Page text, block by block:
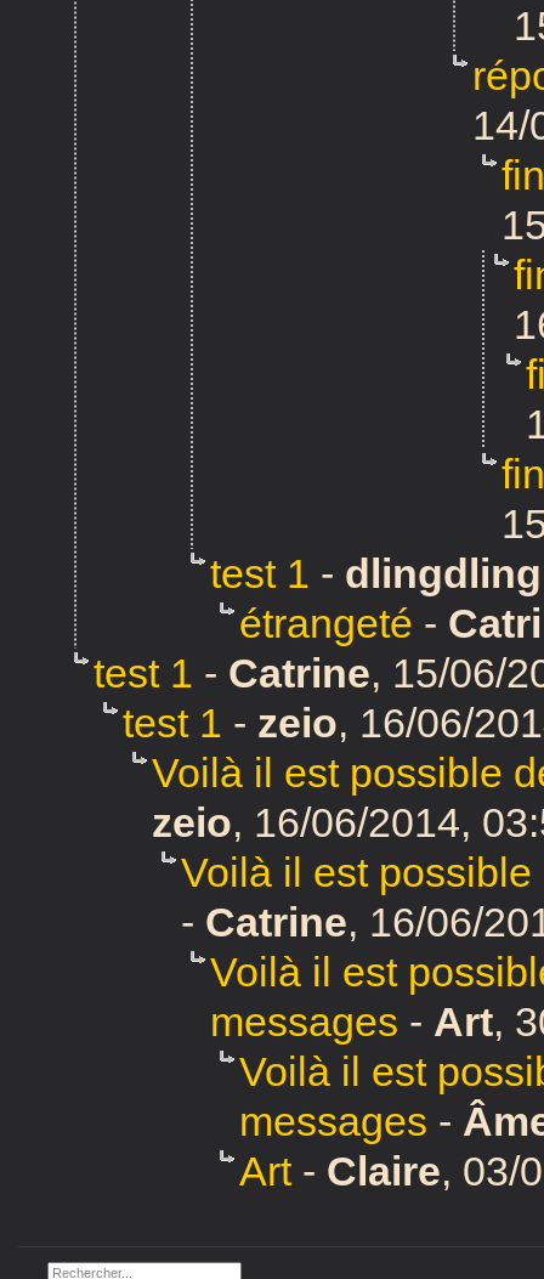
14/
test 1 - dlingdling
étrangeté -
test 1 - Catrine, 15/06/
test 1 - zeio, 16/06/
Voilà il est possible
zeio, 16/06/2014,
Voilà il est
- Catrine, 16/06/
Voilà il est
messages - Art,
Voilà il est
messages -
Art- Claire, 03/